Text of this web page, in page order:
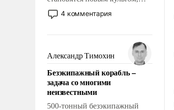
постепенно вытесняя и
отменяя традиционное
мужественным и твердым под
ударами судьбы, брать на себя
ответственность, помогать
слабым, идти вперед и
адаптироваться.
4 комментария
Александр Тимохин
Безэкипажный корабль –
задача со многими
неизвестными
500-тонный безэкипажный